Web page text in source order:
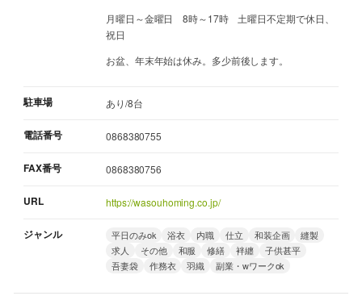
月曜日～金曜日 8時～17時 土曜日不定期で休日、
祝日
お盆、年末年始は休み。多少前後します。
駐車場 あり/8台
電話番号 0868380755
FAX番号 0868380756
URL https://wasouhoming.co.jp/
ジャンル 平日のみok 浴衣 内職 仕立 和装企画
縫製
求人
その他 和服 修繕 袢纏
子供甚平
吾妻袋
作務衣 羽織 副業・wワークok